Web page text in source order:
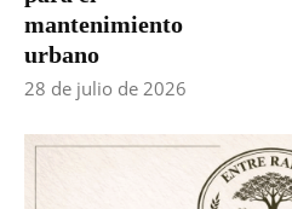
mantenimiento
urbano
28 de julio de 2026